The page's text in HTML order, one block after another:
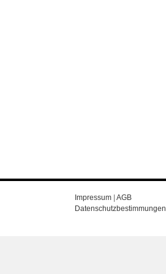
Impressum AGB
Datenschutzbestimmungen